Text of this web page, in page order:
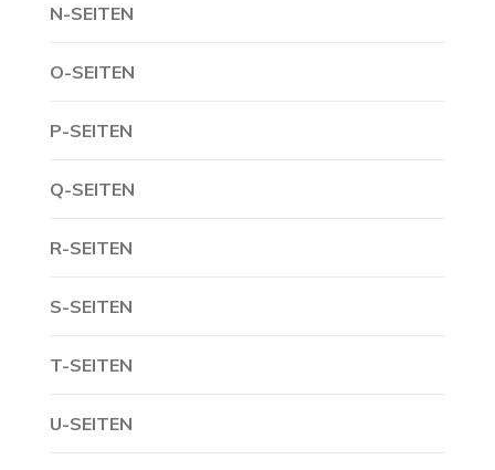
N-SEITEN
O-SEITEN
P-SEITEN
Q-SEITEN
R-SEITEN
S-SEITEN
T-SEITEN
U-SEITEN